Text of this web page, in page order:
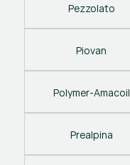
Pezzolato
Piovan
Polymer-Amacoil
Prealpina